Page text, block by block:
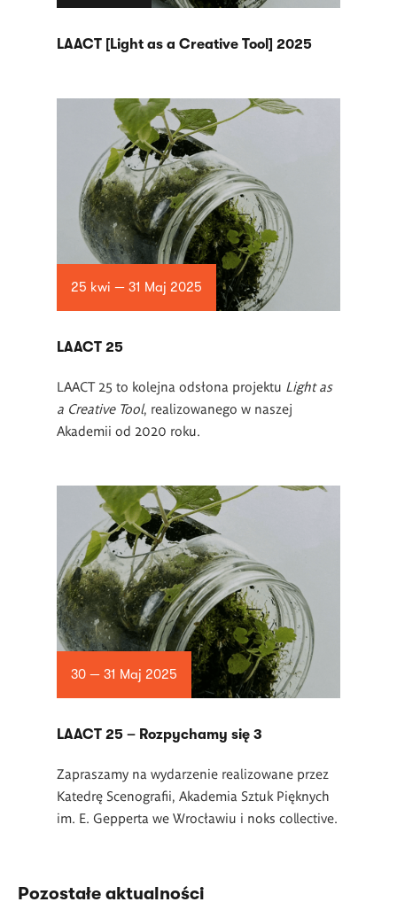
LAACT [Light as a Creative Tool] 2025
25 kwi — 31 Maj 2025
LAACT 25
LAACT 25 to kolejna odsłona projektu Light as
a Creative Tool, realizowanego w naszej
Akademii od 2020 roku.
30 — 31 Maj 2025
LAACT 25 – Rozpychamy się 3
Zapraszamy na wydarzenie realizowane przez
Katedrę Scenografii, Akademia Sztuk Pięknych
im. E. Gepperta we Wrocławiu i noks collective.
Pozostałe aktualności